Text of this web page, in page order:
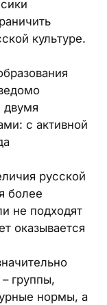
культуре.
двумя
с активной
русской
более
не подходят
оказывается
группы,
нормы, а